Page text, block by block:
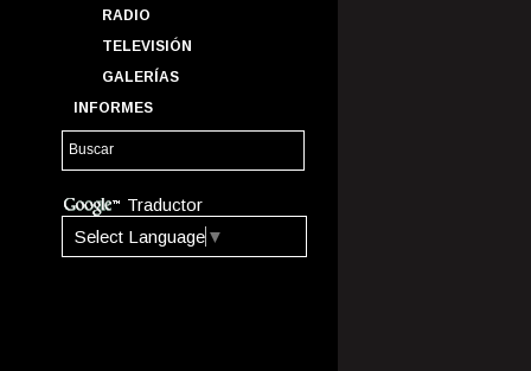
RADIO
TELEVISIÓN
GALERÍAS
INFORMES
Traductor
Select Language ▼